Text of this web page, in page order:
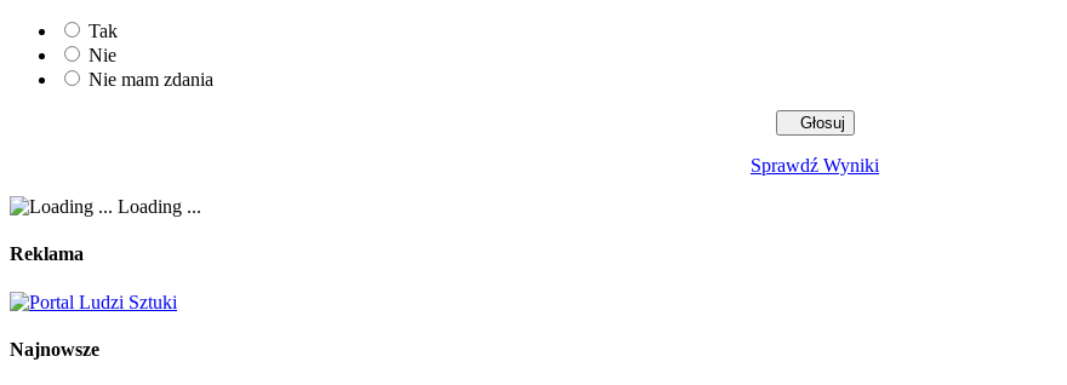
Tak
Nie
Nie mam zdania
Sprawdź Wyniki
Loading ...
Reklama
Najnowsze